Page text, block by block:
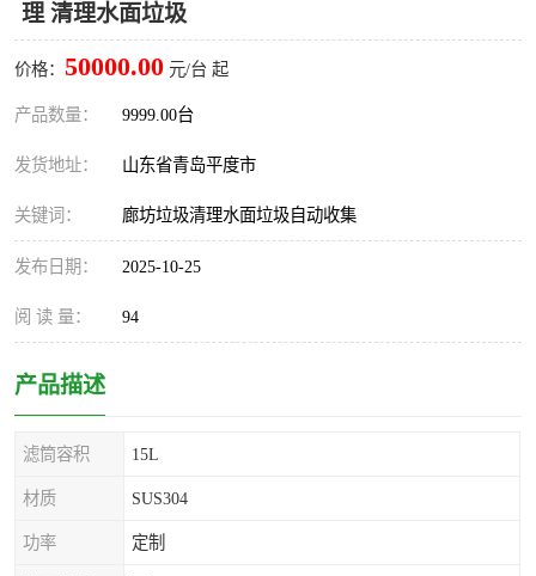
理 清理水面垃圾
价格： 50000.00 元/台 起
产品数量： 9999.00台
发货地址： 山东省青岛平度市
关键词： 廊坊垃圾清理水面垃圾自动收集
发布日期： 2025-10-25
阅 读 量： 94
产品描述
滤筒容积 15L
材质 SUS304
功率 定制
真空冲洗设备
水平自清洗格栅